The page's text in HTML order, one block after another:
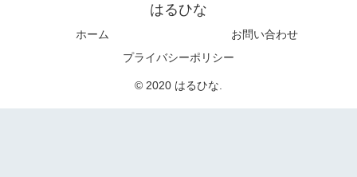
はるひな
ホーム
お問い合わせ
プライバシーポリシー
© 2020 はるひな.